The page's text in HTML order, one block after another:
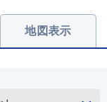
地図表示